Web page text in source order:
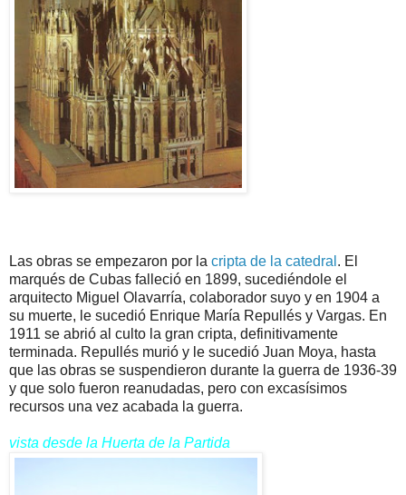
Las obras se empezaron por la cripta de la catedral . El
marqués de Cubas falleció en 1899, sucediéndole el
arquitecto Miguel Olavarría, colaborador suyo y en 1904 a
su muerte, le sucedió Enrique María Repullés y Vargas. En
1911 se abrió al culto la gran cripta, definitivamente
terminada. Repullés murió y le sucedió Juan Moya, hasta
que las obras se suspendieron durante la guerra de 1936-39
y que solo fueron reanudadas, pero con excasísimos
recursos una vez acabada la guerra.
vista desde la Huerta de la Partida